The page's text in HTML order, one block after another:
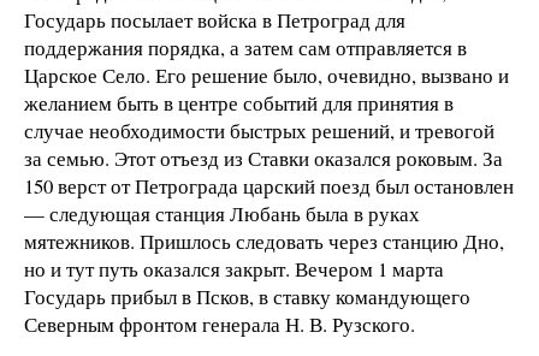
Государь посылает войска в Петроград для
поддержания порядка, а затем сам отправляется в
Царское Село. Его решение было, очевидно, вызвано и
желанием быть в центре событий для принятия в
случае необходимости быстрых решений, и тревогой
за семью. Этот отъезд из Ставки оказался роковым. За
150 верст от Петрограда царский поезд был остановлен
— следующая станция Любань была в руках
мятежников. Пришлось следовать через станцию Дно,
но и тут путь оказался закрыт. Вечером 1 марта
Государь прибыл в Псков, в ставку командующего
Северным фронтом генерала Н. В. Рузского.